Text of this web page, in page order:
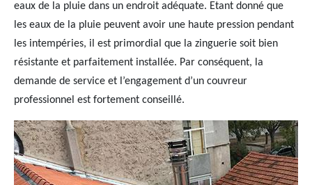
eaux de la pluie dans un endroit adéquate. Etant donné que
les eaux de la pluie peuvent avoir une haute pression pendant
les intempéries, il est primordial que la zinguerie soit bien
résistante et parfaitement installée. Par conséquent, la
demande de service et l’engagement d’un couvreur
professionnel est fortement conseillé.